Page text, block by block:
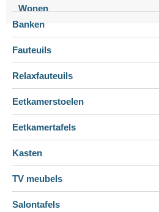
Wonen
Banken
Fauteuils
Relaxfauteuils
Eetkamerstoelen
Eetkamertafels
Kasten
TV meubels
Salontafels